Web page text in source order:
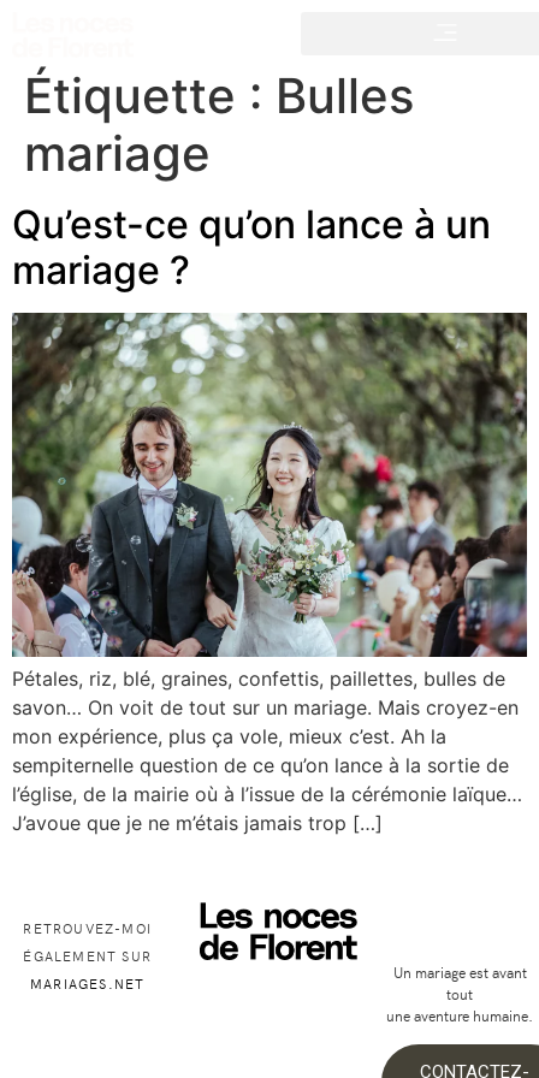
Étiquette : Bulles
mariage
Qu’est-ce qu’on lance à un
mariage ?
Pétales, riz, blé, graines, confettis, paillettes, bulles de
savon… On voit de tout sur un mariage. Mais croyez-en
mon expérience, plus ça vole, mieux c’est. Ah la
sempiternelle question de ce qu’on lance à la sortie de
l’église, de la mairie où à l’issue de la cérémonie laïque…
J’avoue que je ne m’étais jamais trop […]
RETROUVEZ-MOI
ÉGALEMENT SUR
MARIAGES.NET
Un mariage est avant
tout
une aventure humaine.
CONTACTEZ-